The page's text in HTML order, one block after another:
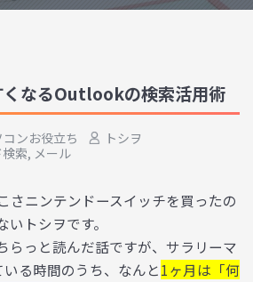
くなるOutlookの検索活用術
コンお役立ち
トシヲ
索, メール
さニンテンドースイッチを買ったの
トシヲです。
らっと読んだ話ですが、サラリーマ
る時間のうち、なんと1ヶ月は「何